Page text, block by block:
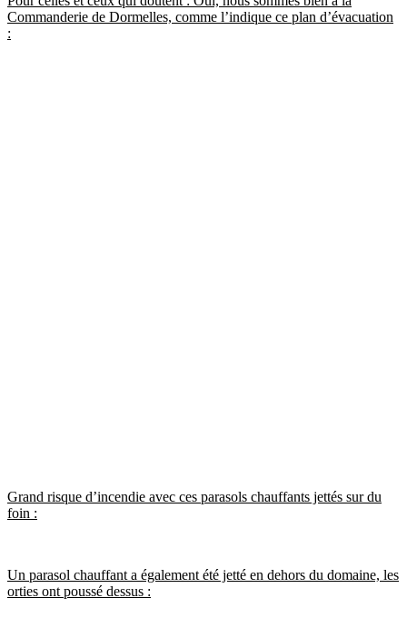
Commanderie de Dormelles, comme l’indique ce plan d’évacuation
:
Grand risque d’incendie avec ces parasols chauffants jettés sur du
foin :
Un parasol chauffant a également été jetté en dehors du domaine, les
orties ont poussé dessus :